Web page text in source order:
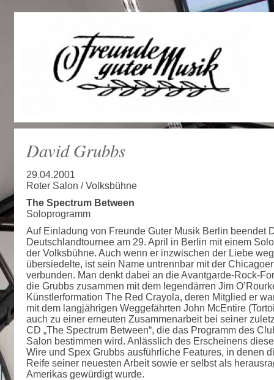
David Grubbs
29.04.2001
Roter Salon / Volksbühne
The Spectrum Between
Soloprogramm
Auf Einladung von Freunde Guter Musik Berlin beendet
Deutschlandtournee am 29. April in Berlin mit einem
der Volksbühne. Auch wenn er inzwischen der Liebe
übersiedelte, ist sein Name untrennbar mit der
verbunden. Man denkt dabei an die Avantgarde-Rock-
die Grubbs zusammen mit dem legendärren Jim
Künstlerformation The Red Crayola, deren Mitglied er
mit dem langjährigen Weggefährten John McEntire
auch zu einer erneuten Zusammenarbeit bei seiner
CD „The Spectrum Between“, die das Programm des
Salon bestimmen wird. Anlässlich des Erscheinens
Wire und Spex Grubbs ausführliche Features, in denen
Reife seiner neuesten Arbeit sowie er selbst als
Amerikas gewürdigt wurde.